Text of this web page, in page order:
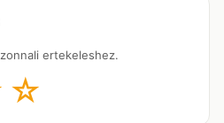
ertekeleshez.
☆